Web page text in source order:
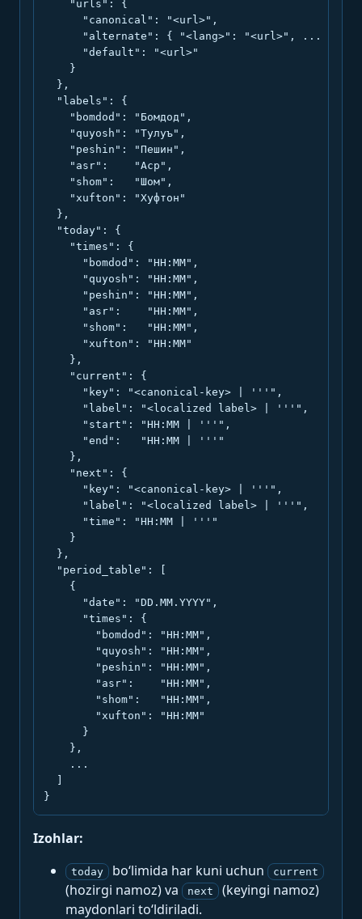
    "urls": {
      "canonical": "<url>",
      "alternate": { "<lang>": "<url>", ... },
      "default": "<url>"
    }
  },
  "labels": {
    "bomdod": "Бомдод",
    "quyosh": "Тулуъ",
    "peshin": "Пешин",
    "asr":    "Аср",
    "shom":   "Шом",
    "xufton": "Хуфтон"
  },
  "today": {
    "times": {
      "bomdod": "HH:MM",
      "quyosh": "HH:MM",
      "peshin": "HH:MM",
      "asr":    "HH:MM",
      "shom":   "HH:MM",
      "xufton": "HH:MM"
    },
    "current": {
      "key": "<canonical-key> | '''",
      "label": "<localized label> | '''",
      "start": "HH:MM | '''",
      "end":   "HH:MM | '''"
    },
    "next": {
      "key": "<canonical-key> | '''",
      "label": "<localized label> | '''",
      "time": "HH:MM | '''"
    }
  },
  "period_table": [
    {
      "date": "DD.MM.YYYY",
      "times": {
        "bomdod": "HH:MM",
        "quyosh": "HH:MM",
        "peshin": "HH:MM",
        "asr":    "HH:MM",
        "shom":   "HH:MM",
        "xufton": "HH:MM"
      }
    },
    ...
}
Izohlar:
today bo‘limida har kuni uchun current
(hozirgi namoz) va next
(keyingi namoz)
maydonlari to‘ldiriladi.